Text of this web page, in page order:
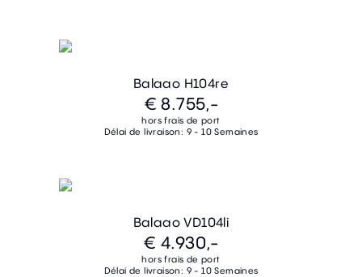
Balaao H104re
€ 8.755,-
hors frais de port
Délai de livraison: 9 - 10 Semaines
Balaao VD104li
€ 4.930,-
hors frais de port
Délai de livraison: 9 - 10 Semaines